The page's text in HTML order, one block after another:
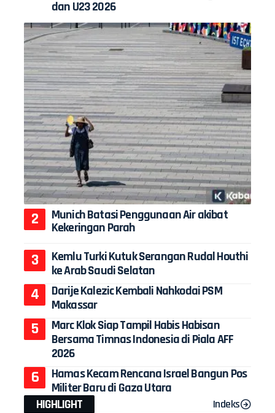
dan U23 2026
Munich Batasi Penggunaan Air akibat
Kekeringan Parah
Kemlu Turki Kutuk Serangan Rudal Houthi
ke Arab Saudi Selatan
Darije Kalezic Kembali Nahkodai PSM
Makassar
Marc Klok Siap Tampil Habis Habisan
Bersama Timnas Indonesia di Piala AFF
2026
Hamas Kecam Rencana Israel Bangun Pos
Militer Baru di Gaza Utara
HIGHLIGHT
Indeks